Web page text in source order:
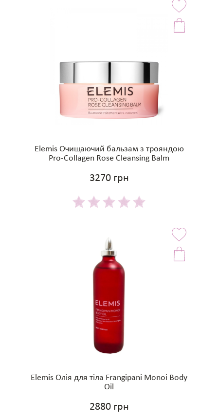
Elemis Очищаючий бальзам з трояндою
Pro-Collagen Rose Cleansing Balm
3270 грн
Elemis Олія для тіла Frangipani Monoi Body
Oil
2880 грн